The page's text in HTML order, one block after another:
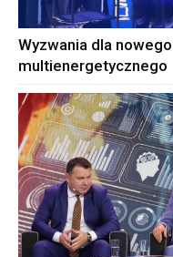
Wyzwania dla
multienergetycznego